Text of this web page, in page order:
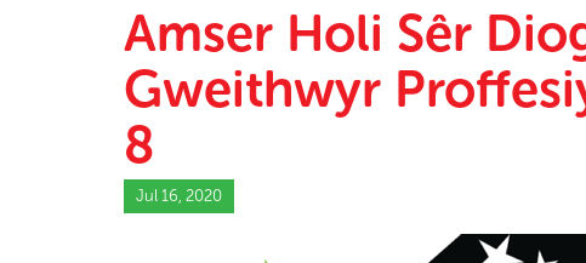
Amser Holi Sêr
Gweithwyr
8
Jul 16, 2020